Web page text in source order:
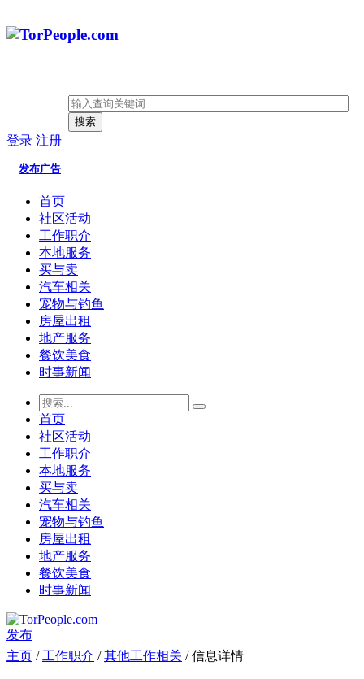
搜索
登录 注册
发布广告
首页
社区活动
工作职介
本地服务
买与卖
汽车相关
宠物与钓鱼
房屋出租
地产服务
餐饮美食
时事新闻
首页
社区活动
工作职介
本地服务
买与卖
汽车相关
宠物与钓鱼
房屋出租
地产服务
餐饮美食
时事新闻
发布
主页 /工作职介 /其他工作相关 / 信息详情